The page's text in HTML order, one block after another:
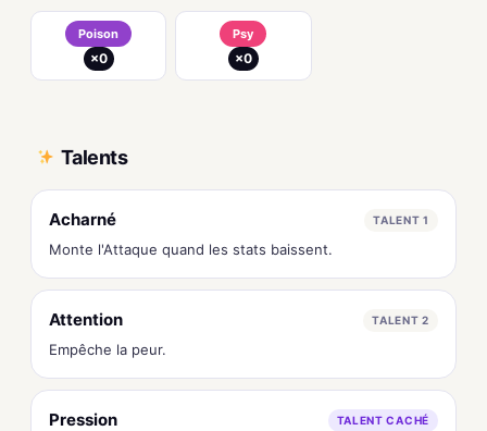
Poison
×0
Psy
×0
Talents
Acharné TALENT 1
Monte l'Attaque quand les stats baissent.
Attention TALENT 2
Empêche la peur.
Pression TALENT CACHÉ